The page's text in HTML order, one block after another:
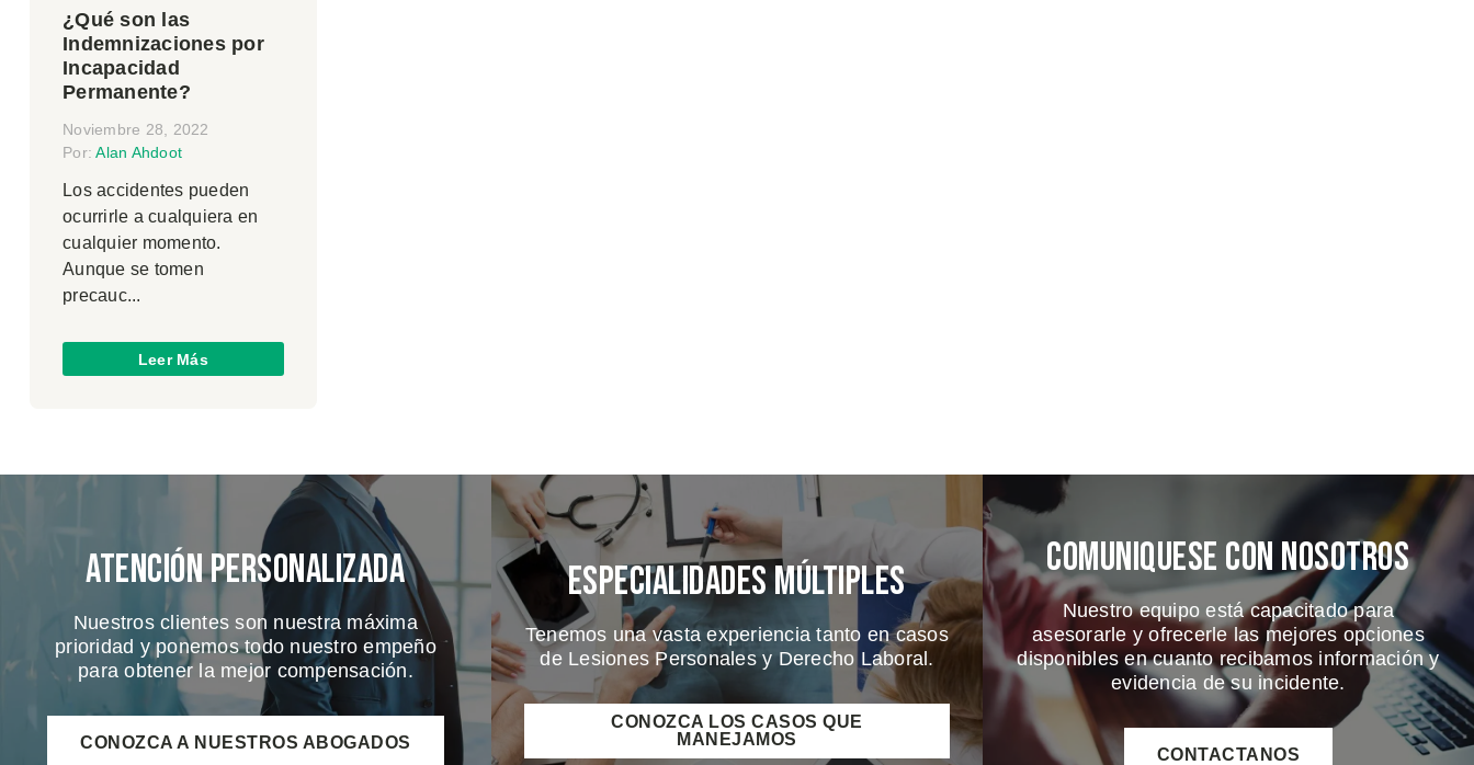
¿Qué son las
Indemnizaciones por
Incapacidad
Permanente?
Noviembre 28, 2022
Por:Alan Ahdoot
Los accidentes pueden
ocurrirle a cualquiera en
cualquier momento.
Aunque se tomen
precauc...
Leer Más
Atención Personalizada
Nuestros clientes son nuestra máxima
prioridad y ponemos todo nuestro empeño
para obtener la mejor compensación.
CONOZCA A NUESTROS ABOGADOS
Especialidades Múltiples
Tenemos una vasta experiencia tanto en casos
de Lesiones Personales y Derecho Laboral.
CONOZCA LOS CASOS QUE
MANEJAMOS
Comuniquese Con Nosotros
Nuestro equipo está capacitado para
asesorarle y ofrecerle las mejores opciones
disponibles en cuanto recibamos información y
evidencia de su incidente.
CONTACTANOS